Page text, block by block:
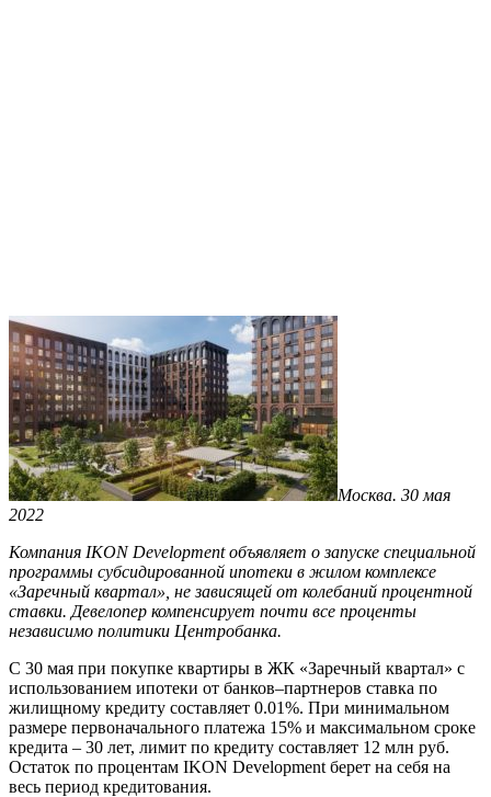
Москва. 30 мая
2022
Компания IKON Developmentобъявляет о запуске специальной
программы субсидированной ипотеки в жилом комплексе
«Заречный квартал», не зависящей от колебаний процентной
ставки. Девелопер компенсирует почти все проценты
независимо политики Центробанка.
С 30 мая при покупке квартиры в ЖК «Заречный квартал» с
использованием ипотеки от банков–партнеров ставка по
жилищному кредиту составляет 0.01%. При минимальном
размере первоначального платежа 15% и максимальном сроке
кредита – 30 лет, лимит по кредиту составляет 12 млн руб.
Остаток по процентам IKON Development берет на себя на
весь период кредитования.